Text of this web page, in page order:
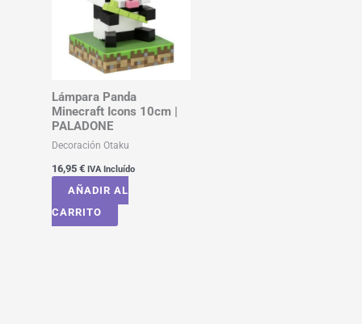
Lámpara Panda
Minecraft Icons 10cm |
PALADONE
Decoración Otaku
16,95 € IVA Incluído
AÑADIR AL
CARRITO